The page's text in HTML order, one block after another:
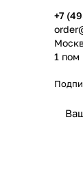
+7
1 пом